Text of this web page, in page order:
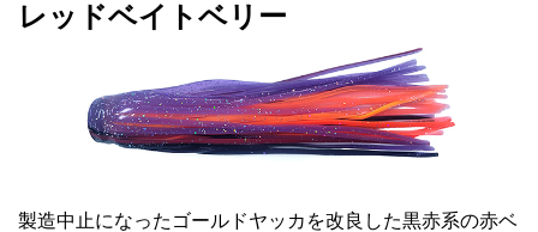
レッドベイトベリー
製造中止になったゴールドヤッカを改良した黒赤系の赤ベ